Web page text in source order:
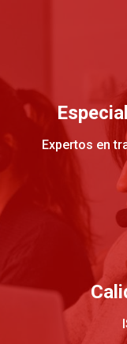
Expertos en